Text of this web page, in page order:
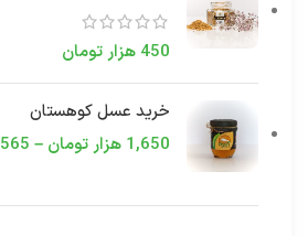
450 هزار تومان
خرید عسل کوهستان
1,650 هزار تومان –
565